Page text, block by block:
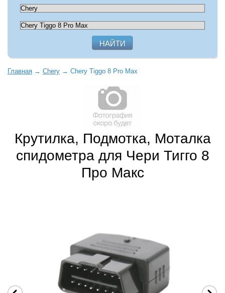
Главная → Chery → Chery Tiggo 8 Pro Max
Крутилка, Подмотка, Моталка
спидометра для Чери Тигго 8
Про Макс